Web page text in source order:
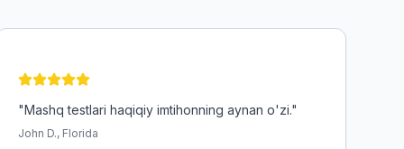
"Mashq testlari haqiqiy imtihonning aynan o'zi."
John D., Florida